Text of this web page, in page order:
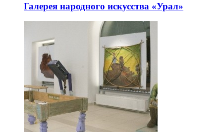
Галерея народного искусства «Урал»